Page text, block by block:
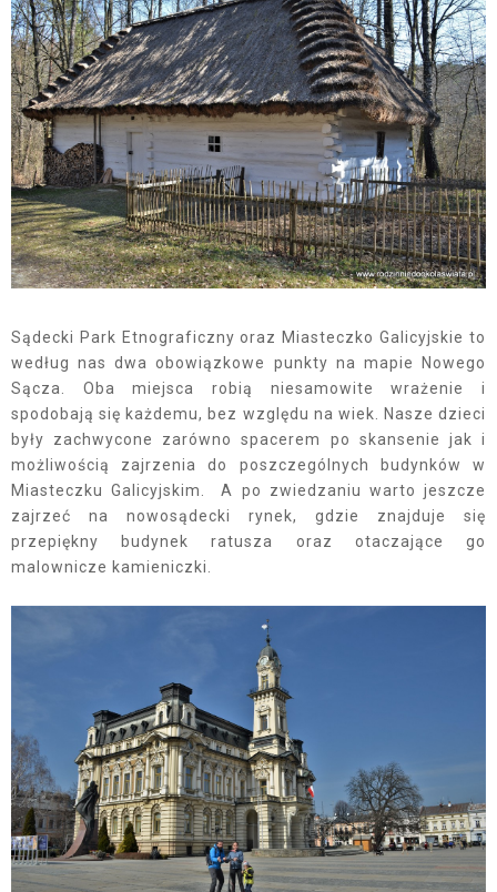
Sądecki Park Etnograficzny oraz Miasteczko Galicyjskie to
według nas dwa obowiązkowe punkty na mapie Nowego
Sącza. Oba miejsca robią niesamowite wrażenie i
spodobają się każdemu, bez względu na wiek. Nasze dzieci
były zachwycone zarówno spacerem po skansenie jak i
możliwością zajrzenia do poszczególnych budynków w
Miasteczku Galicyjskim. A po zwiedzaniu warto jeszcze
zajrzeć na nowosądecki rynek, gdzie znajduje się
przepiękny budynek ratusza oraz otaczające go
malownicze kamieniczki.